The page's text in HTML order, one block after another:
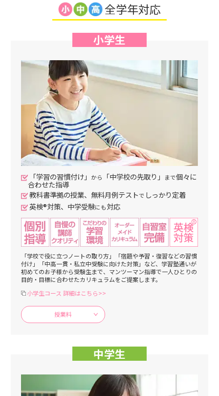
全学年対応
小学生
「学習の習慣付け」 から 「中学校の先取り」 まで個々に
合わせた指導
教科書準拠の授業、無料月例テストで しっかり定着
英検®対策、中学受験にも対応
「学校で役に立つノートの取り方」「宿題や予習・復習などの習慣
付け」「中高一貫・私立中受験に向けた対策」など、学習塾通いが
初めてのお子様から受験生まで、マンツーマン指導で一人ひとりの
目的・目標に合わせたカリキュラムをご提案します。
小学生コース 詳細はこちら>>
授業料
中学生